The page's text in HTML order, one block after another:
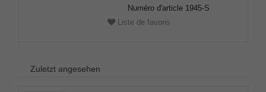
Numéro d'article 1945-S
Liste de favoris
Zuletzt angesehen